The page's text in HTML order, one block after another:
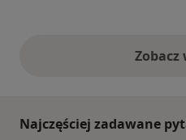
Zobacz
Najczęściej zadawane